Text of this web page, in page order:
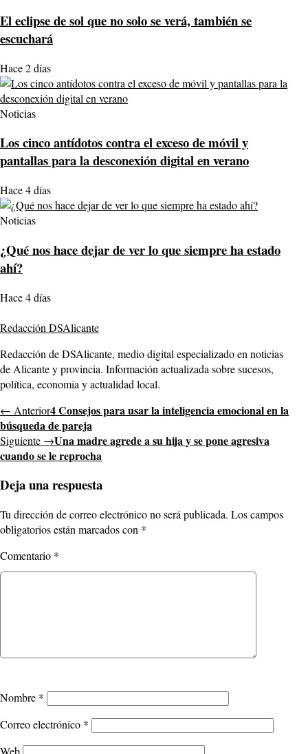
El eclipse de sol que no solo se verá, también se
escuchará
Hace 2 días
Noticias
Los cinco antídotos contra el exceso de móvil y
pantallas para la desconexión digital en verano
Hace 4 días
Noticias
¿Qué nos hace dejar de ver lo que siempre ha estado
ahí?
Hace 4 días
Redacción DSAlicante
Redacción de DSAlicante, medio digital especializado en noticias
de Alicante y provincia. Información actualizada sobre sucesos,
política, economía y actualidad local.
← Anterior4 Consejos para usar la inteligencia emocional en la
búsqueda de pareja
Siguiente →Una madre agrede a su hija y se pone agresiva
cuando se le reprocha
Deja una respuesta
Tu dirección de correo electrónico no será publicada. Los campos
obligatorios están marcados con *
Comentario *
Nombre *
Correo electrónico *
Web